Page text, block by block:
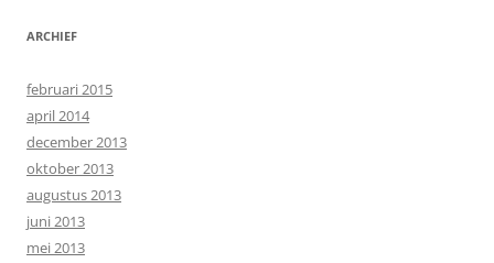
ARCHIEF
februari 2015
april 2014
december 2013
oktober 2013
augustus 2013
juni 2013
mei 2013